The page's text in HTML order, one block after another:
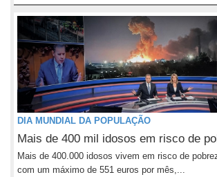
DIA MUNDIAL DA POPULAÇÃO
Mais de 400 mil idosos em risco de
Mais de 400.000 idosos vivem em risco de
com um máximo de 551 euros por mês,...